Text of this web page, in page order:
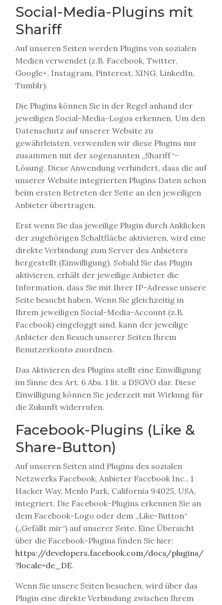
Social-Media-Plugins mit
Shariff
Auf unseren Seiten werden Plugins von sozialen
Medien verwendet (z.B. Facebook, Twitter,
Google+, Instagram, Pinterest, XING, LinkedIn,
Tumblr).
Die Plugins können Sie in der Regel anhand der
jeweiligen Social-Media-Logos erkennen. Um den
Datenschutz auf unserer Website zu
gewährleisten, verwenden wir diese Plugins nur
zusammen mit der sogenannten „Shariff“-
Lösung. Diese Anwendung verhindert, dass die auf
unserer Website integrierten Plugins Daten schon
beim ersten Betreten der Seite an den jeweiligen
Anbieter übertragen.
Erst wenn Sie das jeweilige Plugin durch Anklicken
der zugehörigen Schaltfläche aktivieren, wird eine
direkte Verbindung zum Server des Anbieters
hergestellt (Einwilligung). Sobald Sie das Plugin
aktivieren, erhält der jeweilige Anbieter die
Information, dass Sie mit Ihrer IP-Adresse unsere
Seite besucht haben. Wenn Sie gleichzeitig in
Ihrem jeweiligen Social-Media-Account (z.B.
Facebook) eingeloggt sind, kann der jeweilige
Anbieter den Besuch unserer Seiten Ihrem
Benutzerkonto zuordnen.
Das Aktivieren des Plugins stellt eine Einwilligung
im Sinne des Art. 6 Abs. 1 lit. a DSGVO dar. Diese
Einwilligung können Sie jederzeit mit Wirkung für
die Zukunft widerrufen.
Facebook-Plugins (Like &
Share-Button)
Auf unseren Seiten sind Plugins des sozialen
Netzwerks Facebook, Anbieter Facebook Inc., 1
Hacker Way, Menlo Park, California 94025, USA,
integriert. Die Facebook-Plugins erkennen Sie an
dem Facebook-Logo oder dem „Like-Button“
(„Gefällt mir“) auf unserer Seite. Eine Übersicht
über die Facebook-Plugins finden Sie hier:
https://developers.facebook.com/docs/plugins/
?locale=de_DE.
Wenn Sie unsere Seiten besuchen, wird über das
Plugin eine direkte Verbindung zwischen Ihrem